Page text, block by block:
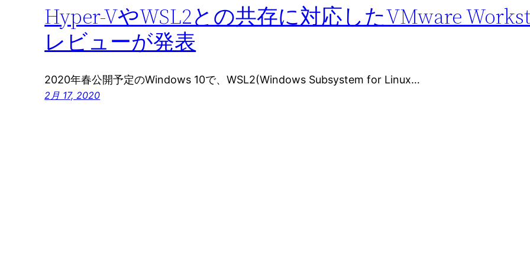
Hyper-VやWSL2との共存に対応したVMware
レビューが発表
2020年春公開予定のWindows 10で、WSL2(Windows Subsystem for Linux…
2月 17, 2020